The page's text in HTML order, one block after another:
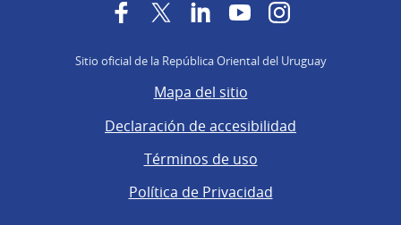
FacebookTwitter LinkedInYouTubeInstagram
Sitio oficial de la República Oriental del Uruguay
Mapa del sitio
Declaración de accesibilidad
Términos de uso
Política de Privacidad